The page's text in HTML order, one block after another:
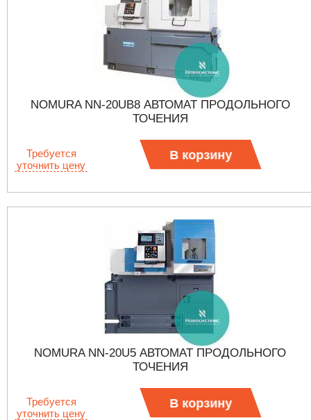
NOMURA NN-20UB8 АВТОМАТ ПРОДОЛЬНОГО
ТОЧЕНИЯ
Требуется
уточнить цену
В корзину
NOMURA NN-20U5 АВТОМАТ ПРОДОЛЬНОГО
ТОЧЕНИЯ
Требуется
уточнить цену
В корзину